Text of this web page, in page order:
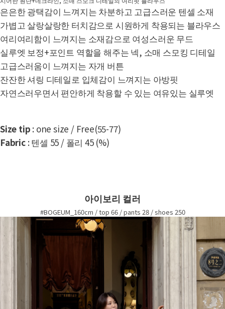
은은한 광택감이 느껴지는 차분하고 고급스러운 텐셀 소재
가볍고 살랑살랑한 터치감으로 시원하게 착용되는 블라우스
여리여리함이 느껴지는 소재감으로 여성스러운 무드
실루엣 보정+포인트 역할을 해주는 넥, 소매 스모킹 디테일
고급스러움이 느껴지는 자개 버튼
잔잔한 셔링 디테일로 입체감이 느껴지는 아방핏
자연스러우면서 편안하게 착용할 수 있는 여유있는 실루엣
Size tip : one size / Free(55-77)
Fabric: 텐셀 55 / 폴리 45 (%)
아이보리 컬러
#BOGEUM_160cm / top 66 / pants 28 / shoes 250